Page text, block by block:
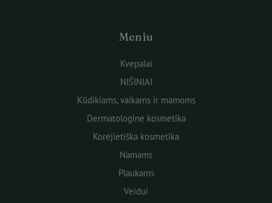
Meniu
Kvepalai
NIŠINIAI
Kūdikiams, vaikams ir mamoms
Dermatologinė kosmetika
Korėjietiška kosmetika
Namams
Plaukams
Veidui